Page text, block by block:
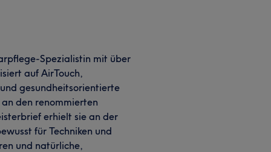
Spezialistin mit über
auf AirTouch,
gesundheitsorientierte
den renommierten
erhielt sie an der
für Techniken und
und natürliche,